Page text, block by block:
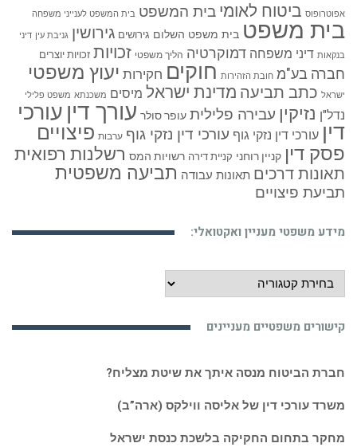
אפוטרופוס ביטוח לאומי בית המשפט בית המשפט לענייני משפחה
בית משפט בית משפט השלום גירושים גירושין גניבת עין דיני
בנקאות דיני משפחה דמוקרטיה הליך משפטי זכויות זכויות יוצרים
חברה בע"מ חובת הזהירות חוקים חקירות יעוץ משפטי
ישראל כתב תביעה מדינת ישראל מיסים משכנתא משפט פלילי
נדל"ן נזיקין עבירה פלילית עופר סולר עורך דין עורכי
דין עורכי דין נזקי גוף עורכי דין נזקי גוף ערבות פיצויים
פסק דין קניין רוחני קניית דירה רשויות המס רשלנות רפואית
תאונות דרכים תאונות עבודה תביעה משפטית
תביעת פיצויים
מידע משפטי מעניין ואקטואלי:
מידע
משפטי
ואקטואלי:
קישורים משפטיים מעניינים
חברת הביטוח מנסה איתך את שיטת מצליח?
משרד עורכי דין של אליסה ווילקס (ארה”ב)
מחקר בתחום החקיקה בלשכת כנסת ישראל